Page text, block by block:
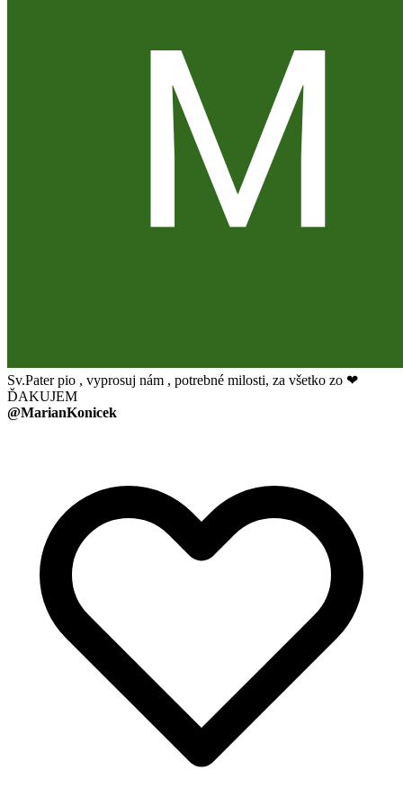
Sv.Pater pio , vyprosuj nám , potrebné milosti, za všetko zo ❤
ĎAKUJEM
@MarianKonicek